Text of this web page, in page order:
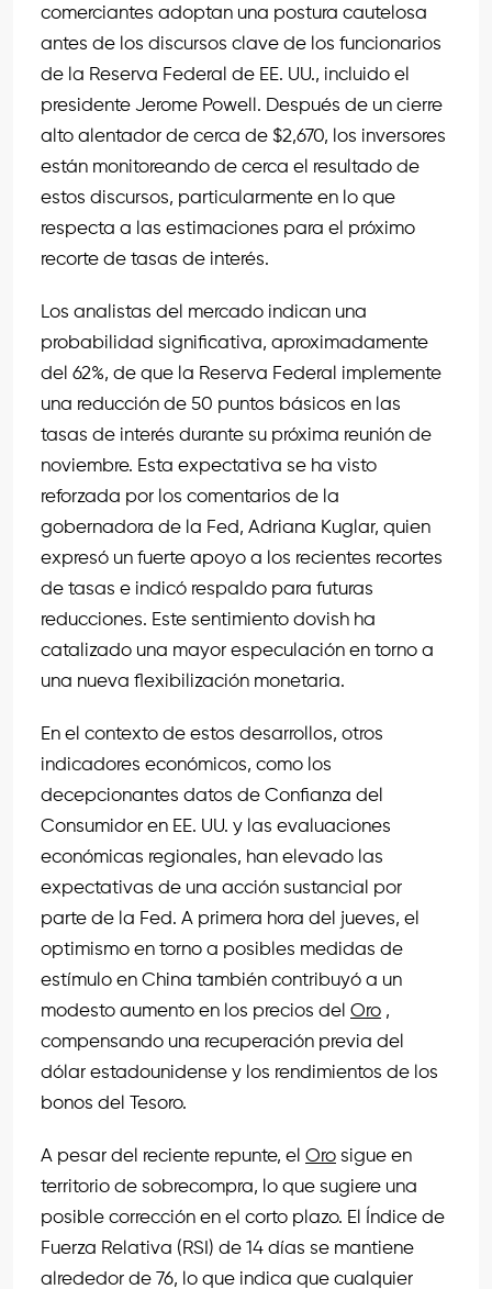
comerciantes adoptan una postura cautelosa
antes de los discursos clave de los funcionarios
de la Reserva Federal de EE. UU., incluido el
presidente Jerome Powell. Después de un cierre
alto alentador de cerca de $2,670, los inversores
están monitoreando de cerca el resultado de
estos discursos, particularmente en lo que
respecta a las estimaciones para el próximo
recorte de tasas de interés.
Los analistas del mercado indican una
probabilidad significativa, aproximadamente
del 62%, de que la Reserva Federal implemente
una reducción de 50 puntos básicos en las
tasas de interés durante su próxima reunión de
noviembre. Esta expectativa se ha visto
reforzada por los comentarios de la
gobernadora de la Fed, Adriana Kuglar, quien
expresó un fuerte apoyo a los recientes recortes
de tasas e indicó respaldo para futuras
reducciones. Este sentimiento dovish ha
catalizado una mayor especulación en torno a
una nueva flexibilización monetaria.
En el contexto de estos desarrollos, otros
indicadores económicos, como los
decepcionantes datos de Confianza del
Consumidor en EE. UU. y las evaluaciones
económicas regionales, han elevado las
expectativas de una acción sustancial por
parte de la Fed. A primera hora del jueves, el
optimismo en torno a posibles medidas de
estímulo en China también contribuyó a un
modesto aumento en los precios del Oro ,
compensando una recuperación previa del
dólar estadounidense y los rendimientos de los
bonos del Tesoro.
A pesar del reciente repunte, el Oro sigue en
territorio de sobrecompra, lo que sugiere una
posible corrección en el corto plazo. El Índice de
Fuerza Relativa (RSI) de 14 días se mantiene
alrededor de 76, lo que indica que cualquier